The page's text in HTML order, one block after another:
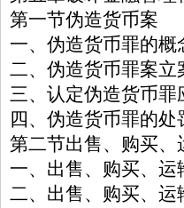
第一节伪造货币案
一、伪造货币罪的概
二、伪造货币罪案立
三、认定伪造货币罪
四、伪造货币罪的处
第二节出售、购买、
一、出售、购买、
二、出售、购买、